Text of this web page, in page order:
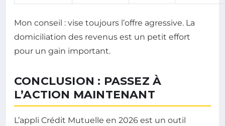
Mon conseil : vise toujours l’offre agressive. La
domiciliation des revenus est un petit effort
pour un gain important.
CONCLUSION : PASSEZ À
L’ACTION MAINTENANT
L’appli Crédit Mutuelle en 2026 est un outil